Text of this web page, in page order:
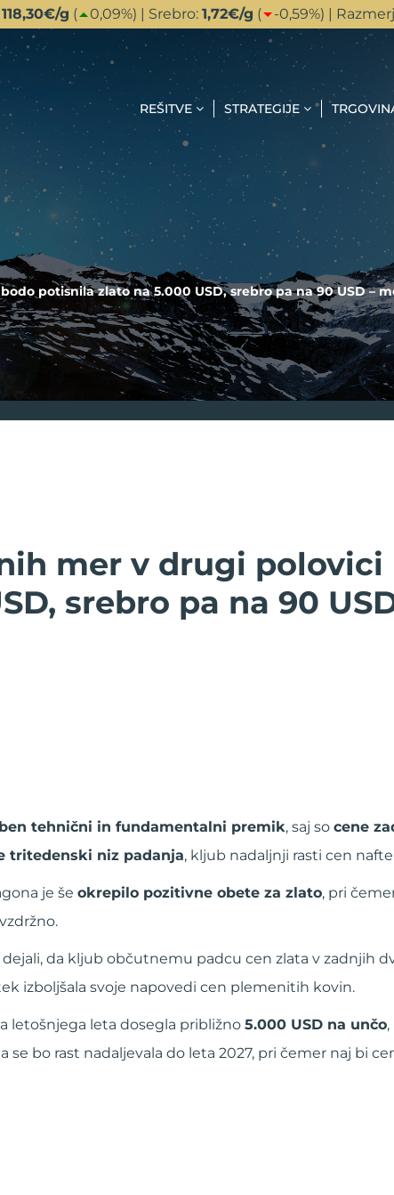
118,30€/g ( 0,09%) | Srebro: 1,72€/g ( -0,59%) |
REŠITVE STRATEGIJE
potisnila zlato na 5.000 USD, srebro pa na 90 USD –
mer v drugi
srebro pa na 90
tehnični in fundamentalni premik, saj so cene
tritedenski niz padanja, kljub nadaljnji rasti cen
je še okrepilo pozitivne obete za zlato, pri
da kljub občutnemu padcu cen zlata v zadnjih
izboljšala svoje napovedi cen plemenitih kovin.
letošnjega leta dosegla približno 5.000 USD na unčo
se bo rast nadaljevala do leta 2027, pri čemer naj bi